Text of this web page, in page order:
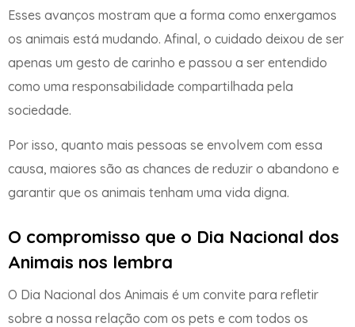
Esses avanços mostram que a forma como enxergamos
os animais está mudando. Afinal, o cuidado deixou de ser
apenas um gesto de carinho e passou a ser entendido
como uma responsabilidade compartilhada pela
sociedade.
Por isso, quanto mais pessoas se envolvem com essa
causa, maiores são as chances de reduzir o abandono e
garantir que os animais tenham uma vida digna.
O compromisso que o Dia Nacional dos
Animais nos lembra
O Dia Nacional dos Animais é um convite para refletir
sobre a nossa relação com os pets e com todos os